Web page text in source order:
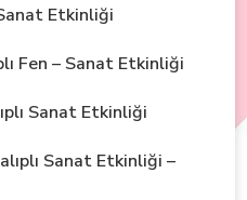
Etkinliği
Fen – Sanat Etkinliği
Sanat Etkinliği
Sanat Etkinliği –